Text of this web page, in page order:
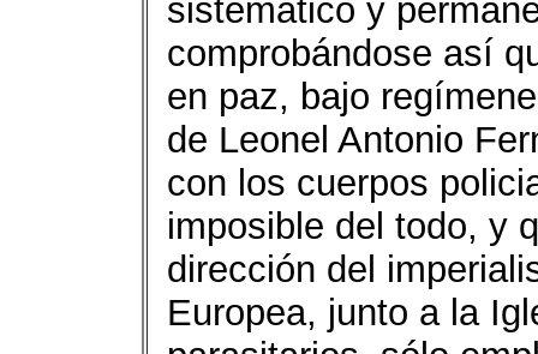
sistemático y
comprobándose así
en paz, bajo
de Leonel Antonio
con los cuerpos
imposible del todo, y
dirección del
Europea, junto a la